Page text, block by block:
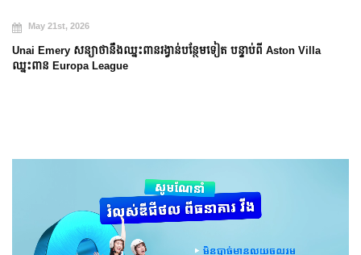
May 21st, 2026
Unai Emery សន្យាថានឹងឈ្នះពានរង្វាន់បន្ថែមទៀត បន្ទាប់ពី Aston Villa
ឈ្នះពាន Europa League